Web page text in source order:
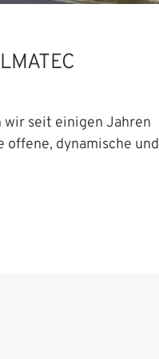
wir seit einigen Jahren
offene, dynamische und